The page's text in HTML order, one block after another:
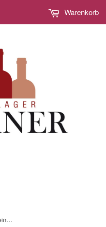
Warenkorb
2015 Spiegelberg, Pinot Gris GG, Weingut Heitlinger, 0,75 ltr.